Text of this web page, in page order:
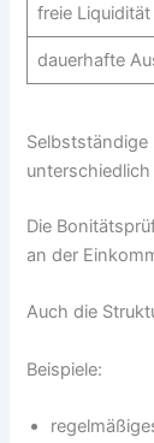
freie Liquidität
dauerhafte
Die
an der
Auch die
Beispiele: